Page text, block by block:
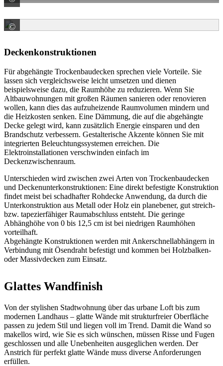
©
Deckenkonstruktionen
Für abgehängte Trockenbaudecken sprechen viele Vorteile. Sie
lassen sich vergleichsweise leicht umsetzen und dienen
beispielsweise dazu, die Raumhöhe zu reduzieren. Wenn Sie
Altbauwohnungen mit großen Räumen sanieren oder renovieren
wollen, kann dies das aufzuheizende Raumvolumen mindern und
die Heizkosten senken. Eine Dämmung, die auf die abgehängte
Decke gelegt wird, kann zusätzlich Energie einsparen und den
Brandschutz verbessern. Gestalterische Akzente können Sie mit
integrierten Beleuchtungssystemen erreichen. Die
Elektroinstallationen verschwinden einfach im
Deckenzwischenraum.
Unterschieden wird zwischen zwei Arten von Trockenbaudecken
und Deckenunterkonstruktionen: Eine direkt befestigte Konstruktion
findet meist bei schadhafter Rohdecke Anwendung, da durch die
Unterkonstruktion aus Metall oder Holz ein planebener, gut streich-
bzw. tapezierfähiger Raumabschluss entsteht. Die geringe
Abhänghöhe von 0 bis 12,5 cm ist bei niedrigen Raumhöhen
vorteilhaft.
Abgehängte Konstruktionen werden mit Ankerschnellabhängern in
Verbindung mit Ösendraht befestigt und kommen bei Holzbalken-
oder Massivdecken zum Einsatz.
Glattes Wandfinish
Von der stylishen Stadtwohnung über das urbane Loft bis zum
modernen Landhaus – glatte Wände mit strukturfreier Oberfläche
passen zu jedem Stil und liegen voll im Trend. Damit die Wand so
makellos wird, wie Sie es sich wünschen, müssen Risse und Fugen
geschlossen und alle Unebenheiten ausgeglichen werden. Der
Anstrich für perfekt glatte Wände muss diverse Anforderungen
erfüllen.